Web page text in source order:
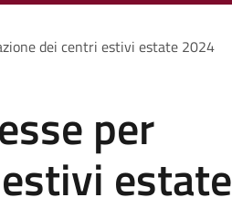
dei centri estivi estate 2024
per
estate